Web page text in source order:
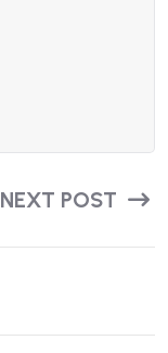
NEXT POST